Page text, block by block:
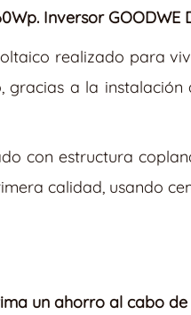
Inversor GOODWE
realizado para
gracias a la instalación
con estructura
calidad, usando
un ahorro al cabo